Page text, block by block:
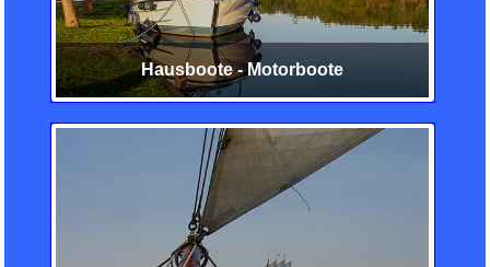
Hausboote - Motorboote